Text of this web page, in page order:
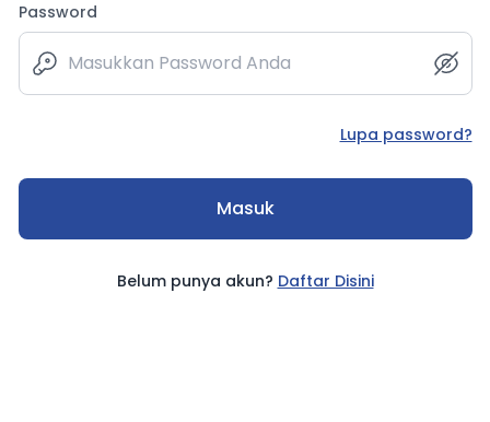
Password
Lupa password?
Masuk
Belum punya akun? Daftar Disini